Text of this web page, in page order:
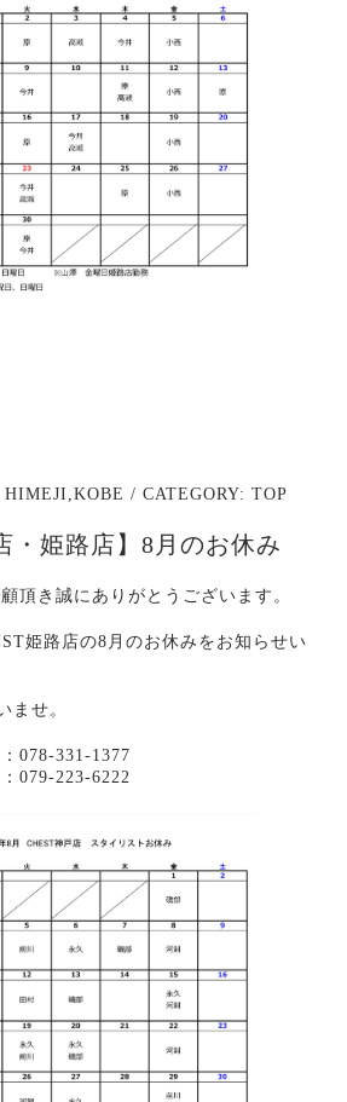
HIMEJI ,KOBE / CATEGORY:TOP
・姫路店】8月のお休み
頂き誠にありがとうございます。
姫路店の8月のお休みをお知らせい
ませ。
078-331-1377
079-223-6222